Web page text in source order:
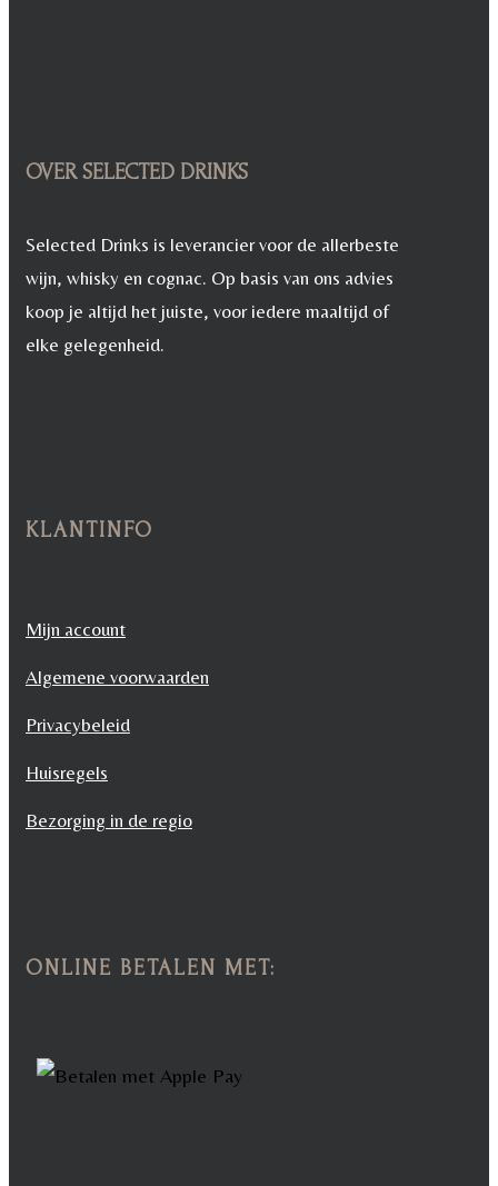
OVER SELECTED DRINKS
Selected Drinks is leverancier voor de allerbeste
wijn, whisky en cognac. Op basis van ons advies
koop je altijd het juiste, voor iedere maaltijd of
elke gelegenheid.
KLANTINFO
Mijn account
Algemene voorwaarden
Privacybeleid
Huisregels
Bezorging in de regio
ONLINE BETALEN MET: